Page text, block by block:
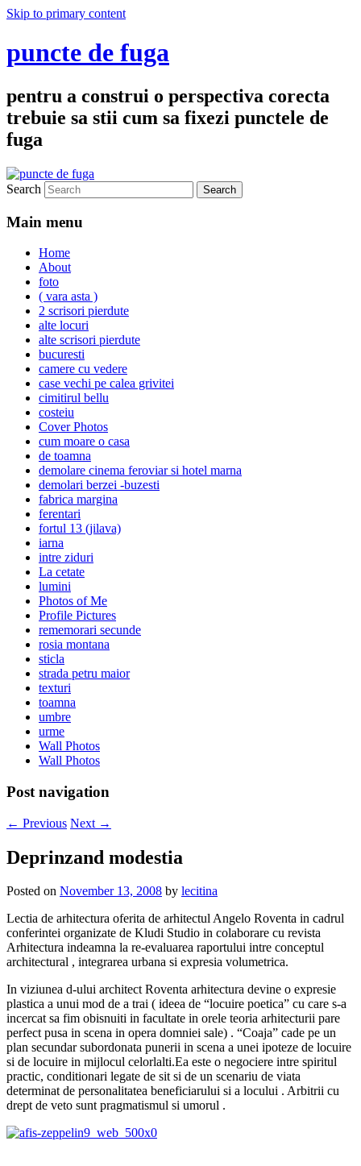
Skip to primary content
puncte de fuga
pentru a construi o perspectiva corecta
trebuie sa stii cum sa fixezi punctele de
fuga
Search
Main menu
Home
About
foto
( vara asta )
2 scrisori pierdute
alte locuri
alte scrisori pierdute
bucuresti
camere cu vedere
case vechi pe calea grivitei
cimitirul bellu
costeiu
Cover Photos
cum moare o casa
de toamna
demolare cinema feroviar si hotel marna
demolari berzei -buzesti
fabrica margina
ferentari
fortul 13 (jilava)
iarna
intre ziduri
La cetate
lumini
Photos of Me
Profile Pictures
rememorari secunde
rosia montana
sticla
strada petru maior
texturi
toamna
umbre
urme
Wall Photos
Wall Photos
Post navigation
← Previous Next →
Deprinzand modestia
Posted on November 13, 2008 by lecitina
Lectia de arhitectura oferita de arhitectul Angelo Roventa in cadrul
conferintei organizate de Kludi Studio in colaborare cu revista
Arhitectura indeamna la re-evaluarea raportului intre conceptul
architectural , integrarea urbana si expresia volumetrica.
In viziunea d-ului architect Roventa arhitectura devine o expresie
plastica a unui mod de a trai ( ideea de “locuire poetica” cu care s-a
incercat sa fim obisnuiti in facultate in orele teoria arhitecturii pare
perfect pusa in scena in opera domniei sale) . “Coaja” cade pe un
plan secundar subordonata punerii in scena a unei ipoteze de locuire
si de locuire in mijlocul celorlalti.Ea este o negociere intre spiritul
practic, conditionari legate de sit si de un scenariu de viata
determinat de personalitatea beneficiarului si a locului . Arbitrii cu
drept de veto sunt pragmatismul si umorul .